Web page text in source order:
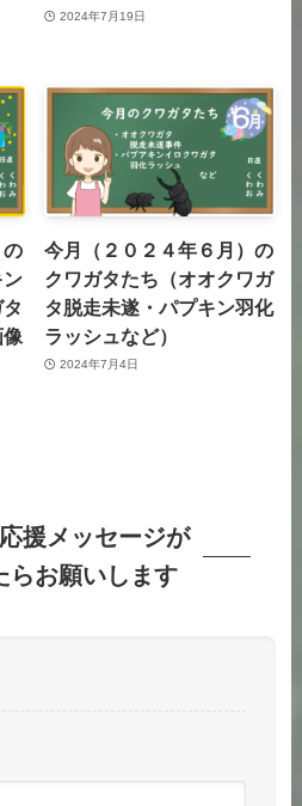
2024年7月19日
の
今月（２０２４年６月）の
クワガタたち（オオクワガ
タ脱走未遂・パプキン羽化
ラッシュなど）
2024年7月4日
援メッセージが
らお願いします